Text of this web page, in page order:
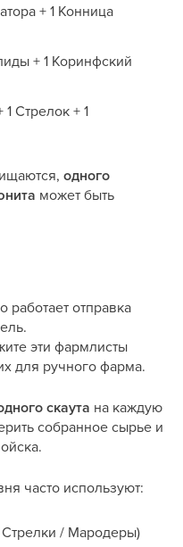
+ 1 Конница
+ 1 Коринфский
Стрелок + 1
одного
может быть
отправка
эти фармлисты
для ручного фарма.
скаута на каждую
собранное сырье и
часто используют:
/ Мародеры)